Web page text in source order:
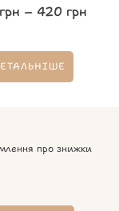
грн – 420 грн
про знижки